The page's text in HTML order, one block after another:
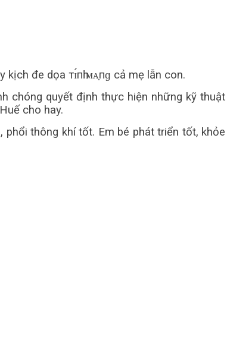
đe dọa тɪ́пһ ᴍᴀ̣пɡ cả mẹ lẫn con.
chóng quyết định thực hiện những kỹ thuật
cho hay.
thông khí tốt. Em bé phát triển tốt, khỏe